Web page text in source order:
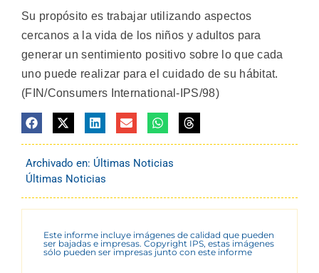
Su propósito es trabajar utilizando aspectos
cercanos a la vida de los niños y adultos para
generar un sentimiento positivo sobre lo que cada
uno puede realizar para el cuidado de su hábitat.
(FIN/Consumers International-IPS/98)
Archivado en: Últimas Noticias
Últimas Noticias
Este informe incluye imágenes de calidad que pueden
ser bajadas e impresas. Copyright IPS, estas imágenes
sólo pueden ser impresas junto con este informe